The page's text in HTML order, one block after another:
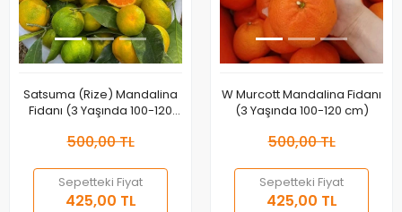
Satsuma (Rize) Mandalina
Fidanı (3 Yaşında 100-120
500,00 TL
Sepetteki Fiyat
425,00 TL
W Murcott Mandalina Fidanı
(3 Yaşında 100-120 cm)
500,00 TL
Sepetteki Fiyat
425,00 TL